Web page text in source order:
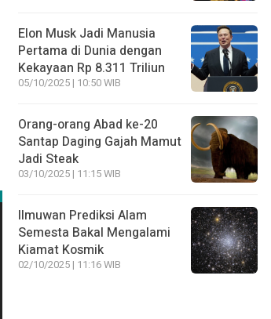
Elon Musk Jadi Manusia
Pertama di Dunia dengan
Kekayaan Rp 8.311 Triliun
05/10/2025 | 10:50 WIB
Orang-orang Abad ke-20
Santap Daging Gajah Mamut
Jadi Steak
03/10/2025 | 11:15 WIB
Ilmuwan Prediksi Alam
Semesta Bakal Mengalami
Kiamat Kosmik
02/10/2025 | 11:16 WIB